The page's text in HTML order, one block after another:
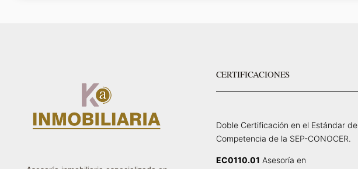
CERTIFICACIONES
Doble Certificación en el Estándar de
Competencia de la SEP-CONOCER.
EC0110.01 Asesoría en